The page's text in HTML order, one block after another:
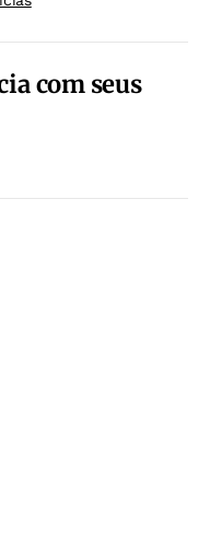
com seus